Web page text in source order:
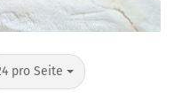
pro Seite
Seite